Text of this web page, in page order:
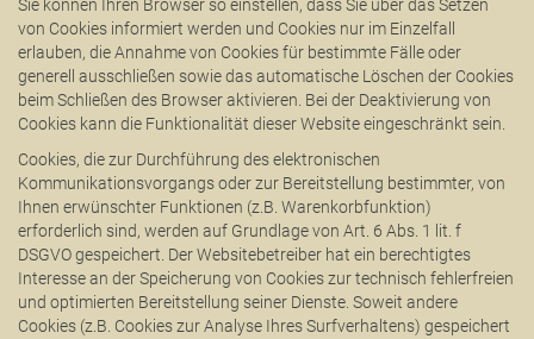
Sie können Ihren Browser so einstellen, dass Sie über das Setzen
von Cookies informiert werden und Cookies nur im Einzelfall
erlauben, die Annahme von Cookies für bestimmte Fälle oder
generell ausschließen sowie das automatische Löschen der Cookies
beim Schließen des Browser aktivieren. Bei der Deaktivierung von
Cookies kann die Funktionalität dieser Website eingeschränkt sein.
Cookies, die zur Durchführung des elektronischen
Kommunikationsvorgangs oder zur Bereitstellung bestimmter, von
Ihnen erwünschter Funktionen (z.B. Warenkorbfunktion)
erforderlich sind, werden auf Grundlage von Art. 6 Abs. 1 lit. f
DSGVO gespeichert. Der Websitebetreiber hat ein berechtigtes
Interesse an der Speicherung von Cookies zur technisch fehlerfreien
und optimierten Bereitstellung seiner Dienste. Soweit andere
Cookies (z.B. Cookies zur Analyse Ihres Surfverhaltens) gespeichert